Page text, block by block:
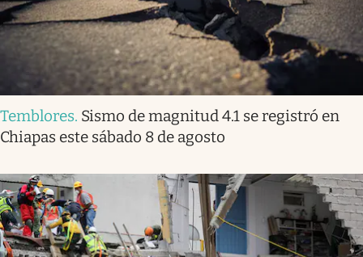
Temblores. Sismo de magnitud 4.1 se registró en
Chiapas este sábado 8 de agosto